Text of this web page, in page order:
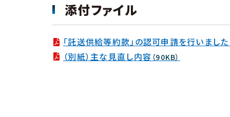
添付ファイル
「託送供給等約款」の認可申請を行いまし
（別紙）主な見直し内容 （90KB）